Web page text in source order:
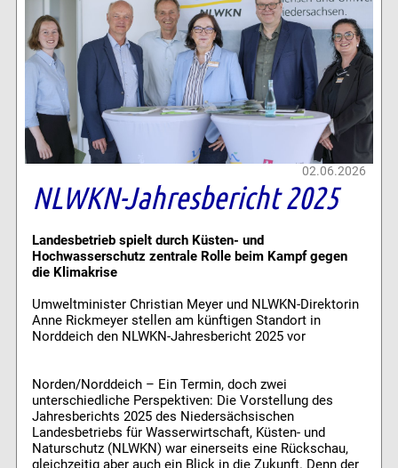
02.06.2026
NLWKN-Jahresbericht 2025
Landesbetrieb spielt durch Küsten- und
Hochwasserschutz zentrale Rolle beim Kampf gegen
die Klimakrise
Umweltminister Christian Meyer und NLWKN-Direktorin
Anne Rickmeyer stellen am künftigen Standort in
Norddeich den NLWKN-Jahresbericht 2025 vor
Norden/Norddeich – Ein Termin, doch zwei
unterschiedliche Perspektiven: Die Vorstellung des
Jahresberichts 2025 des Niedersächsischen
Landesbetriebs für Wasserwirtschaft, Küsten- und
Naturschutz (NLWKN) war einerseits eine Rückschau,